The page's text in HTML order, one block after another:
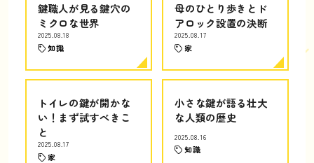
鍵職人が見る鍵穴の
ミクロな世界
2025.08.18
知識
母のひとり歩きとド
アロック設置の決断
2025.08.17
家
トイレの鍵が開かな
い！まず試すべきこ
と
2025.08.17
家
小さな鍵が語る壮大
な人類の歴史
2025.08.16
知識